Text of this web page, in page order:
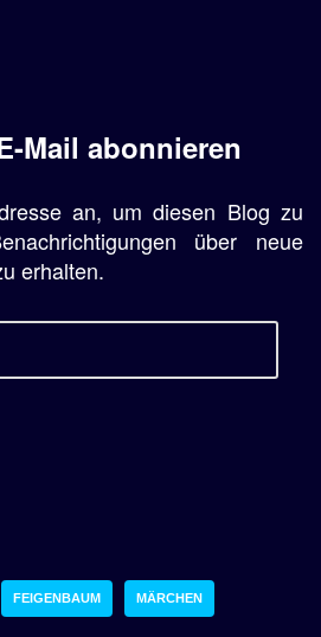
Mail abonnieren
an, um diesen Blog zu
über neue
erhalten.
FEIGENBAUM MÄRCHEN